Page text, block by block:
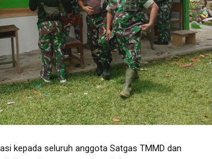
kepada seluruh anggota Satgas TMMD dan